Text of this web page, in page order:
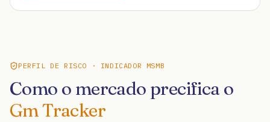
PERFIL DE RISCO · INDICADOR MSMB
Como o mercado precifica o
Gm Tracker